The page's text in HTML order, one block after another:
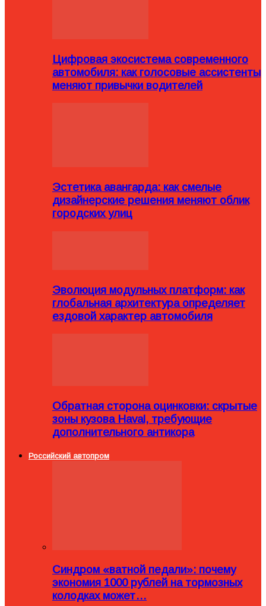
Цифровая экосистема современного
автомобиля: как голосовые ассистенты
меняют привычки водителей
Эстетика авангарда: как смелые
дизайнерские решения меняют облик
городских улиц
Эволюция модульных платформ: как
глобальная архитектура определяет
ездовой характер автомобиля
Обратная сторона оцинковки: скрытые
зоны кузова Haval, требующие
дополнительного антикора
Российский автопром
Синдром «ватной педали»: почему
экономия 1000 рублей на тормозных
колодках может…